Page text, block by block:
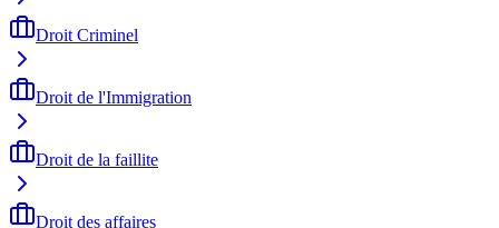
Droit Criminel
Droit de l'Immigration
Droit de la faillite
Droit des affaires